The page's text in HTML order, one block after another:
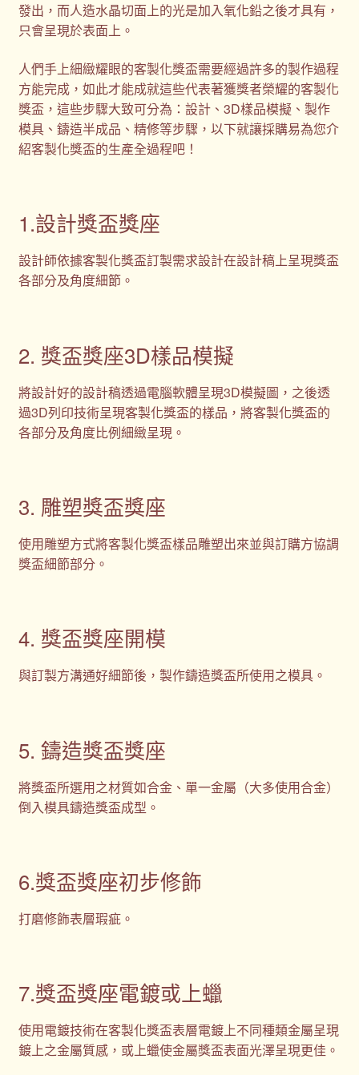
發出，而人造水晶切面上的光是加入氧化鉛之後才具有，
只會呈現於表面上。
人們手上細緻耀眼的客製化獎盃需要經過許多的製作過程
方能完成，如此才能成就這些代表著獲獎者榮耀的客製化
獎盃，這些步驟大致可分為：設計、3D樣品模擬、製作
模具、鑄造半成品、精修等步驟，以下就讓採購易為您介
紹客製化獎盃的生產全過程吧！
1.設計獎盃獎座
設計師依據客製化獎盃訂製需求設計在設計稿上呈現獎盃
各部分及角度細節。
2. 獎盃獎座3D樣品模擬
將設計好的設計稿透過電腦軟體呈現3D模擬圖，之後透
過3D列印技術呈現客製化獎盃的樣品，將客製化獎盃的
各部分及角度比例細緻呈現。
3. 雕塑獎盃獎座
使用雕塑方式將客製化獎盃樣品雕塑出來並與訂購方協調
獎盃細節部分。
4. 獎盃獎座開模
與訂製方溝通好細節後，製作鑄造獎盃所使用之模具。
5. 鑄造獎盃獎座
將獎盃所選用之材質如合金、單一金屬（大多使用合金）
倒入模具鑄造獎盃成型。
6.獎盃獎座初步修飾
打磨修飾表層瑕疵。
7.獎盃獎座電鍍或上蠟
使用電鍍技術在客製化獎盃表層電鍍上不同種類金屬呈現
鍍上之金屬質感，或上蠟使金屬獎盃表面光澤呈現更佳。